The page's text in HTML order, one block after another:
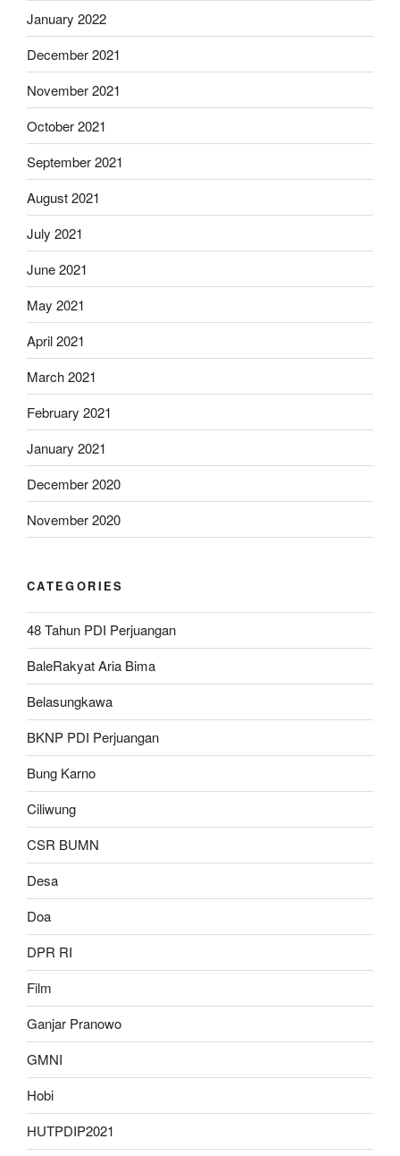
January 2022
December 2021
November 2021
October 2021
September 2021
August 2021
July 2021
June 2021
May 2021
April 2021
March 2021
February 2021
January 2021
December 2020
November 2020
CATEGORIES
48 Tahun PDI Perjuangan
BaleRakyat Aria Bima
Belasungkawa
BKNP PDI Perjuangan
Bung Karno
Ciliwung
CSR BUMN
Desa
Doa
DPR RI
Film
Ganjar Pranowo
GMNI
Hobi
HUTPDIP2021